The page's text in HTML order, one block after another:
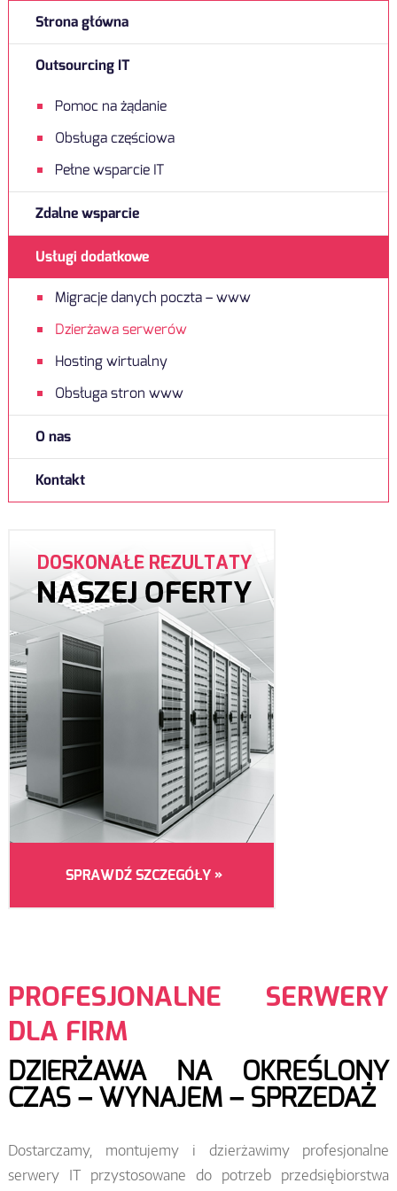
Strona główna
Outsourcing IT
Pomoc na żądanie
Obsługa częściowa
Pełne wsparcie IT
Zdalne wsparcie
Usługi dodatkowe
Migracje danych poczta – www
Dzierżawa serwerów
Hosting wirtualny
Obsługa stron www
O nas
Kontakt
PROFESJONALNE SERWERY
DLA FIRM
DZIERŻAWA NA OKREŚLONY
CZAS – WYNAJEM – SPRZEDAŻ
Dostarczamy, montujemy i dzierżawimy profesjonalne
serwery IT przystosowane do potrzeb przedsiębiorstwa